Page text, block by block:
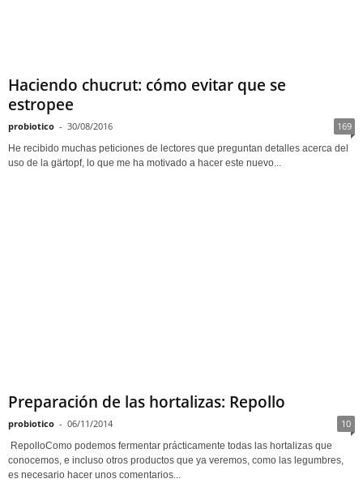
Haciendo chucrut: cómo evitar que se
estropee
probiotico - 30/08/2016 169
He recibido muchas peticiones de lectores que preguntan detalles acerca del
uso de la gärtopf, lo que me ha motivado a hacer este nuevo...
Preparación de las hortalizas: Repollo
probiotico - 06/11/2014 10
RepolloComo podemos fermentar prácticamente todas las hortalizas que
conocemos, e incluso otros productos que ya veremos, como las legumbres,
es necesario hacer unos comentarios...